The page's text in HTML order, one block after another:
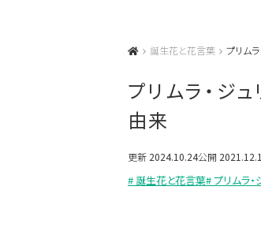
誕生花と花言葉 プリム
プリムラ・ジ
由来
更新 2024.10.24公開
# 誕生花と花言葉# プリムラ・